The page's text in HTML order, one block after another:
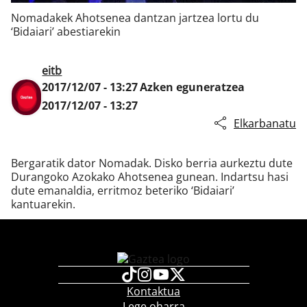
Nomadakek Ahotsenea dantzan jartzea lortu du
‘Bidaiari’ abestiarekin
eitb
2017/12/07 - 13:27Azken eguneratzea
2017/12/07 - 13:27
Elkarbanatu
Bergaratik dator Nomadak. Disko berria aurkeztu dute
Durangoko Azokako Ahotsenea gunean. Indartsu hasi
dute emanaldia, erritmoz beteriko ‘Bidaiari’
kantuarekin.
Kontaktua